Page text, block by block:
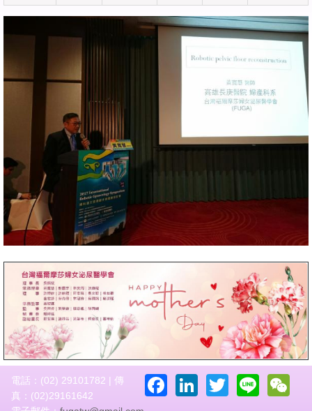
Facebook
LinkedIn
Twitter
Line
電話：(02) 29101782 | 傳
真：(02)29161642